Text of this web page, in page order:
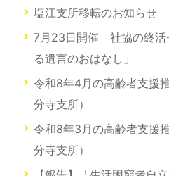
塩江支所移転のお知らせ
7月23日開催 社協の終活
る遺言のおはなし」
令和8年4月の高齢者支援
分寺支所）
令和8年3月の高齢者支援
分寺支所）